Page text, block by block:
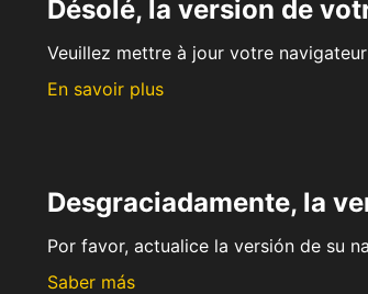
Désolé, la version de
Veuillez mettre à jour votre
En savoir plus
Desgraciadamente, la
Por favor, actualice la versión de su
Saber más